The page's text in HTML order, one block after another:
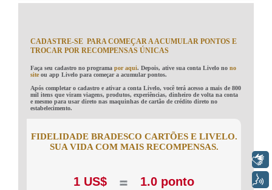
CADASTRE-SE PARA COMEÇAR A ACUMULAR PONTOS E
TROCAR POR RECOMPENSAS ÚNICAS
Faça seu cadastro no programa por aqui. Depois, ative sua conta Livelo no no
site ou app Livelo para começar a acumular pontos.
Após completar o cadastro e ativar a conta Livelo, você terá acesso a mais de 800
mil itens que viram viagens, produtos, experiências, dinheiro de volta na conta
e mesmo para usar direto nas maquinhas de cartão de crédito direto no
estabelecimento.
FIDELIDADE BRADESCO CARTÕES E LIVELO.
SUA VIDA COM MAIS RECOMPENSAS.
1 US$ 1.0 ponto